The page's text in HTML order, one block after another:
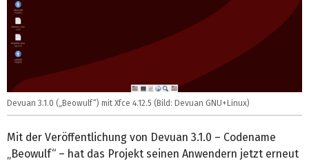
Devuan 3.1.0 („Beowulf“) mit Xfce 4.12.5 (Bild: Devuan GNU+Linux)
Mit der Veröffentlichung von Devuan 3.1.0 – Codename
„Beowulf“ – hat das Projekt seinen Anwendern jetzt erneut